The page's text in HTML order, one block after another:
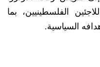
الفلسطينيين، بما
السياسية.